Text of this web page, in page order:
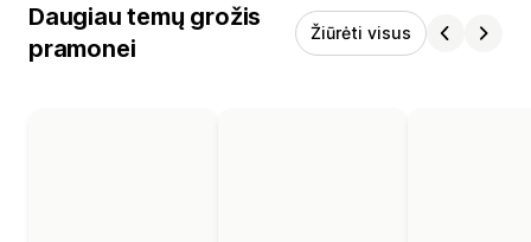
Daugiau temų grožis
pramonei
Žiūrėti visus